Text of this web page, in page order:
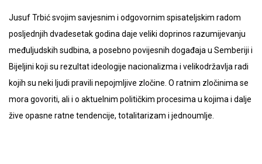
Jusuf Trbić svojim savjesnim i odgovornim spisateljskim radom
posljednjih dvadesetak godina daje veliki doprinos razumijevanju
međuljudskih sudbina, a posebno povijesnih događaja u Semberiji i
Bijeljini koji su rezultat ideologije nacionalizma i velikodržavlja radi
kojih su neki ljudi pravili nepojmljive zločine. O ratnim zločinima se
mora govoriti, ali i o aktuelnim političkim procesima u kojima i dalje
žive opasne ratne tendencije, totalitarizam i jednoumlje.